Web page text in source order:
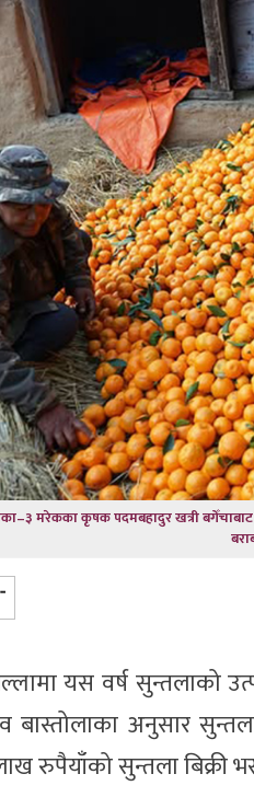
मरेकका कृषक पदमबहादुर खत्री
यस वर्ष सुन्तलाको
बास्तोलाका अनुसार
रुपैयाँको सुन्तला बिक्री